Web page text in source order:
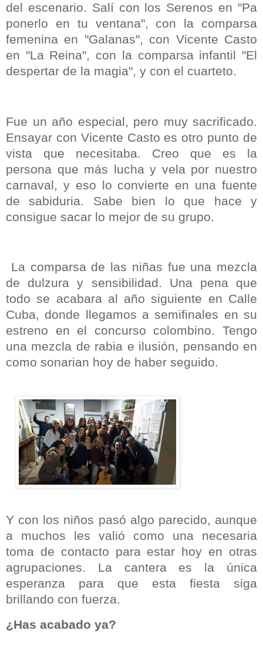
del escenario. Salí con los Serenos en "Pa
ponerlo en tu ventana", con la comparsa
femenina en "Galanas", con Vicente Casto
en "La Reina", con la comparsa infantil "El
despertar de la magia", y con el cuarteto.
Fue un año especial, pero muy sacrificado.
Ensayar con Vicente Casto es otro punto de
vista que necesitaba. Creo que es la
persona que más lucha y vela por nuestro
carnaval, y eso lo convierte en una fuente
de sabiduria. Sabe bien lo que hace y
consigue sacar lo mejor de su grupo.
La comparsa de las niñas fue una mezcla
de dulzura y sensibilidad. Una pena que
todo se acabara al año siguiente en Calle
Cuba, donde llegamos a semifinales en su
estreno en el concurso colombino. Tengo
una mezcla de rabia e ilusión, pensando en
como sonarian hoy de haber seguido.
Y con los niños pasó algo parecido, aunque
a muchos les valió como una necesaria
toma de contacto para estar hoy en otras
agrupaciones. La cantera es la única
esperanza para que esta fiesta siga
brillando con fuerza.
¿Has acabado ya?